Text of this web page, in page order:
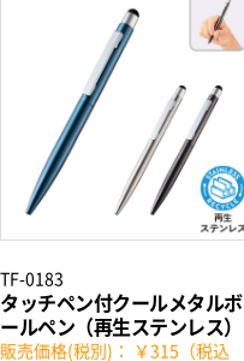
TF-0183
タッチペン付クールメタルボ
ールペン（再生ステンレス）
販売価格(税別)： ￥315（税込